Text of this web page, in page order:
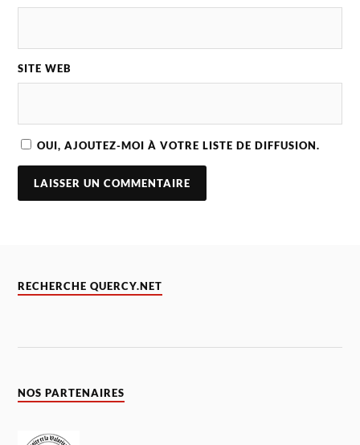
SITE WEB
OUI, AJOUTEZ-MOI À VOTRE LISTE DE DIFFUSION.
RECHERCHE QUERCY.NET
NOS PARTENAIRES